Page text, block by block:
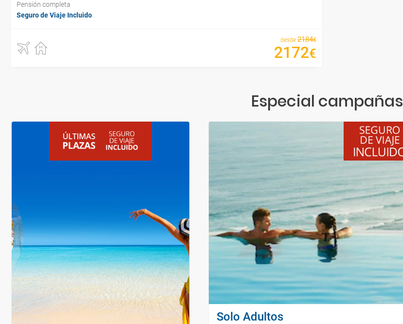
Pensión completa
Seguro de Viaje Incluido
desde 2184€
2172€
Especial campañas
Solo Adultos